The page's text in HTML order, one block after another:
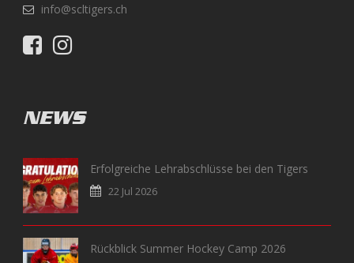
info@scltigers.ch
NEWS
Erfolgreiche Lehrabschlüsse bei den Tigers
22 Jul 2026
Rückblick Summer Hockey Camp 2026